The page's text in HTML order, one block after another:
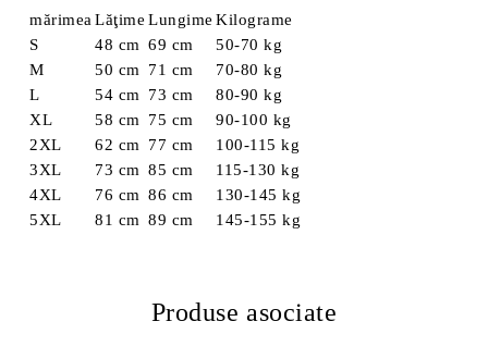
mărimea Lăţime Lungime Kilograme
S
48 cm 69 cm
50-70 kg
M
50 cm 71 cm
70-80 kg
L
54 cm 73 cm
80-90 kg
XL
58 cm 75 cm
90-100 kg
2XL
62 cm 77 cm
100-115 kg
3XL
73 cm 85 cm
115-130 kg
4XL
76 cm 86 cm
130-145 kg
5XL
81 cm 89 cm 145-155 kg
Produse asociate